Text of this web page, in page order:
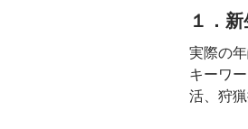
１．
実際の
キーワ
活、狩